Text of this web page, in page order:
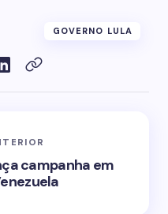
GOVERNO LULA
campanha em